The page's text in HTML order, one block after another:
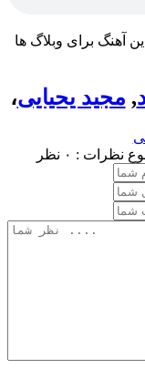
آهنگ برای وبلاگ ها
، , مجید یحیایی
نظرات : ۰ نظر